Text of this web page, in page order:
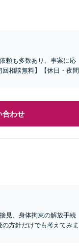
頼も多数あり。事案に応
相談無料】【休日・夜間
合わせ
見、身体拘束の解放手続
方針だけでも考えてみま